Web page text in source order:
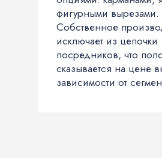
фигурными вырезами.
Собственное
исключает из цепочки
посредников, что
сказывается на цене
зависимости от